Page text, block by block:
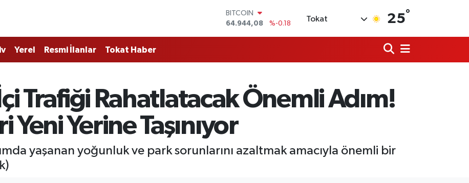
64.944,08
DOLAR
GRAM ALTIN
6660.55
%0.03
BİST100
Tokat 25°
Yerel Resmi İlanlar Tokat Haber
Trafiği Rahatlatacak Önemli Adım!
Yerine Taşınıyor
yaşanan yoğunluk ve park sorunlarını azaltmak amacıyla önemli bir